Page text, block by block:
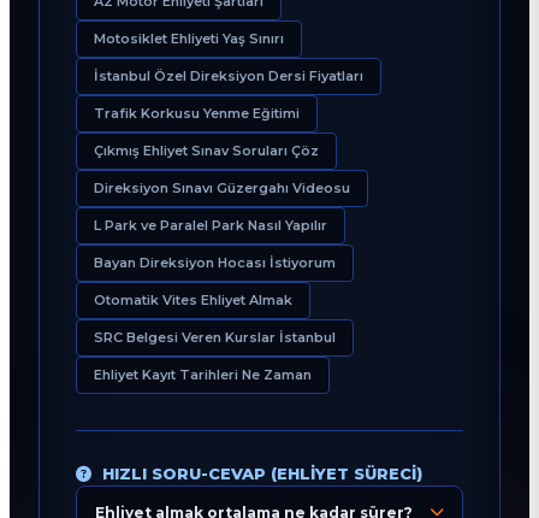
Motosiklet Ehliyeti Yaş Sınırı
İstanbul Özel Direksiyon Dersi Fiyatları
Trafik Korkusu Yenme Eğitimi
Çıkmış Ehliyet Sınav Soruları Çöz
Direksiyon Sınavı Güzergahı Videosu
L Park ve Paralel Park Nasıl Yapılır
Bayan Direksiyon Hocası İstiyorum
Otomatik Vites Ehliyet Almak
SRC Belgesi Veren Kurslar İstanbul
Ehliyet Kayıt Tarihleri Ne Zaman
HIZLI SORU-CEVAP (EHLIYET SÜRECI)
Ehliyet almak ortalama ne kadar sürer?